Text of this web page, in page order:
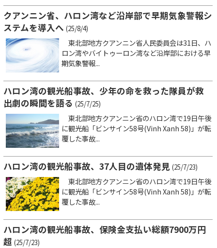
クアンニン省、ハロン湾など沿岸部で早期気象警報シ
ステムを導入へ (25/8/4)
東北部地方クアンニン省人民委員会は31日、ハ
ロン湾やバイトゥーロン湾など沿岸部における早
期気象警報...
ハロン湾の観光船事故、少年の命を救った隊員が救
出劇の瞬間を語る (25/7/25)
東北部地方クアンニン省のハロン湾で19日午後
に観光船「ビンサイン58号(Vinh Xanh 58)」が転
覆した事故...
ハロン湾の観光船事故、37人目の遺体発見 (25/7/23)
東北部地方クアンニン省のハロン湾で19日午後
に観光船「ビンサイン58号(Vinh Xanh 58)」が転
覆した事故...
ハロン湾の観光船事故、保険金支払い総額7900万円
超 (25/7/23)